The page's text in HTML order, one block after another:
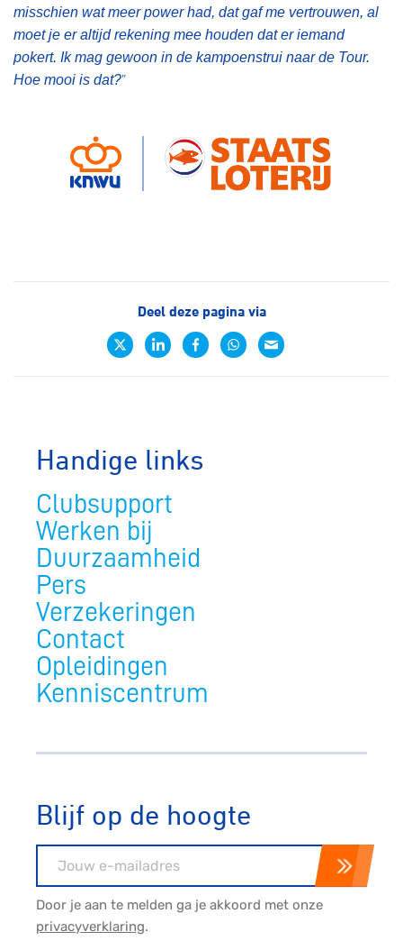
misschien wat meer power had, dat gaf me vertrouwen, al
moet je er altijd rekening mee houden dat er iemand
pokert. Ik mag gewoon in de kampoenstrui naar de Tour.
Hoe mooi is dat?”
Deel deze pagina via
Handige links
Clubsupport
Werken bij
Duurzaamheid
Pers
Verzekeringen
Contact
Opleidingen
Kenniscentrum
Blijf op de hoogte
Door je aan te melden ga je akkoord met onze
privacyverklaring.